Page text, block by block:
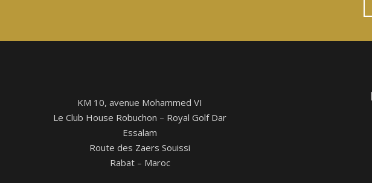
KM 10, avenue Mohammed VI
Le Club House Robuchon – Royal Golf Dar
Essalam
Route des Zaers Souissi
Rabat – Maroc